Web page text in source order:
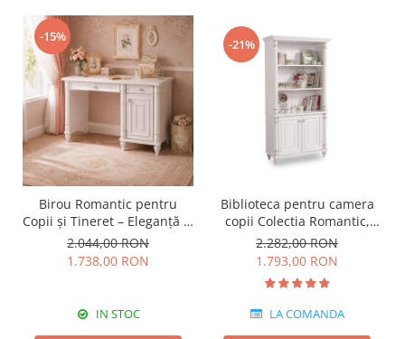
-15%
Birou Romantic pentru
Copii și Tineret – Eleganță și
Funcționalitate, 117x62x75
cm
2.044,00 RON
1.738,00 RON
IN STOC
-21%
Biblioteca pentru camera
copii Colectia Romantic,
96x42x186 cm
2.282,00 RON
1.793,00 RON
LA COMANDA